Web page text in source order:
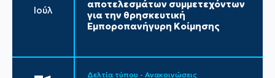
Ιούλ
αποτελεσμάτων συμμετεχόντων
για την θρησκευτική
Εμποροπανήγυρη Κοίμησης
Δελτία τύπου - Ανακοινώσεις